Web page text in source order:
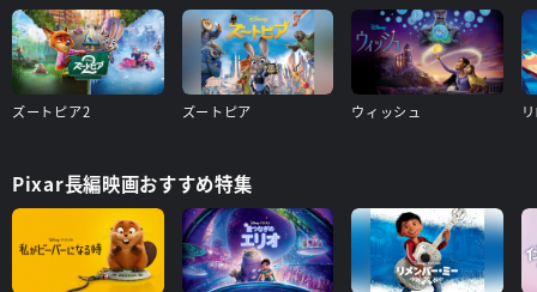
ズートピア2 ズートピア ウィッシュ
Pixar長編映画おすすめ特集